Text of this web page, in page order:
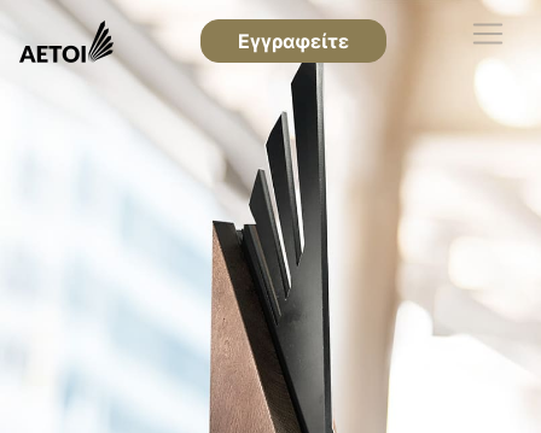
Εγγραφείτε